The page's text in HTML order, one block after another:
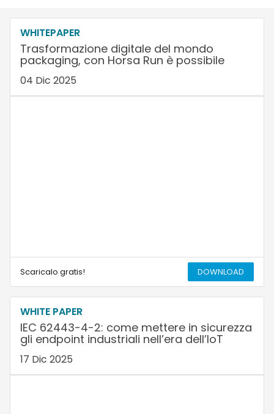
WHITEPAPER
Trasformazione digitale del mondo
packaging, con Horsa Run è possibile
04 Dic 2025
Scaricalo gratis! DOWNLOAD
WHITE PAPER
IEC 62443-4-2: come mettere in sicurezza
gli endpoint industriali nell’era dell’IoT
17 Dic 2025